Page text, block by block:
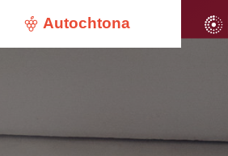
Autochtona